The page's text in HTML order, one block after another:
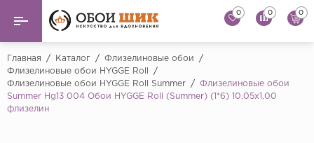
Назад
Виниловые обои ...
0 0 0
Главная / Каталог / Флизелиновые обои
/
Флизелиновые обои HYGGE Roll
/
Флизелиновые обои HYGGE Roll Summer
/
Флизелиновые обои
Summer Hg13 004 Обои HYGGE Roll (Summer) (1*6) 10,05x1,00
флизелин